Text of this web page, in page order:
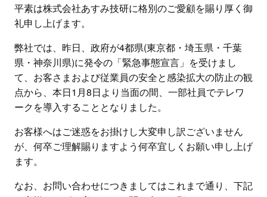
平素は株式会社あすみ技研に格別のご愛顧を賜り厚く御
礼申し上げます。
弊社では、昨日、政府が4都県(東京都・埼玉県・千葉
県・神奈川県)に発令の「緊急事態宣言」を受けまし
て、お客さまおよび従業員の安全と感染拡大の防止の観
点から、本日1月8日より当面の間、一部社員でテレワ
ークを導入することとなりました。
お客様へはご迷惑をお掛けし大変申し訳ございません
が、何卒ご理解賜りますよう何卒宜しくお願い申し上げ
ます。
なお、お問い合わせにつきましてはこれまで通り、下記